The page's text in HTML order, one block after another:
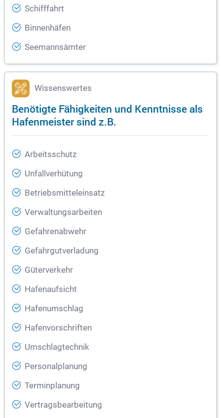
Schifffahrt
Binnenhäfen
Seemannsämter
Wissenswertes
Benötigte Fähigkeiten und Kenntnisse als
Hafenmeister sind z.B.
Arbeitsschutz
Unfallverhütung
Betriebsmitteleinsatz
Verwaltungsarbeiten
Gefahrenabwehr
Gefahrgutverladung
Güterverkehr
Hafenaufsicht
Hafenumschlag
Hafenvorschriften
Umschlagtechnik
Personalplanung
Terminplanung
Vertragsbearbeitung